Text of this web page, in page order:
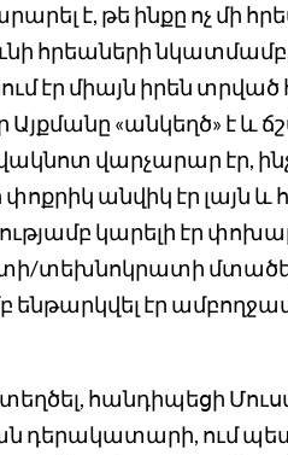
է, թե ինքը ոչ մի
հրեաների
էր միայն իրեն
«անկեղծ» է և
վարչարար էր,
անվիկ էր լայն
կարելի էր
տեխնոկրատի
ենթարկվել էր
ստեղծել, հանդիպեցի
դերակատարի, ում